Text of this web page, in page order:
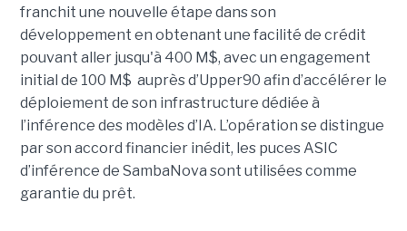
franchit une nouvelle étape dans son
développement en obtenant une facilité de crédit
pouvant aller jusqu'à 400 M$, avec un engagement
initial de 100 M$ auprès d’Upper90 afin d’accélérer le
déploiement de son infrastructure dédiée à
l’inférence des modèles d’IA. L’opération se distingue
par son accord financier inédit, les puces ASIC
d’inférence de SambaNova sont utilisées comme
garantie du prêt.